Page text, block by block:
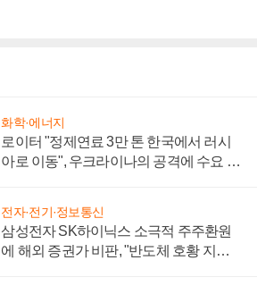
화학·에너지
로이터 "정제연료 3만 톤 한국에서 러시
아로 이동", 우크라이나의 공격에 수요 늘
전자·전기·정보통신
삼성전자 SK하이닉스 소극적 주주환원
에 해외 증권가 비판, "반도체 호황 지속